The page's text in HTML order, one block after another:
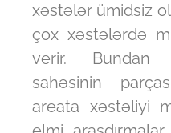
xəstələr ümidsiz
çox xəstələrdə
verir.
sahəsinin
areata xəstəliyi